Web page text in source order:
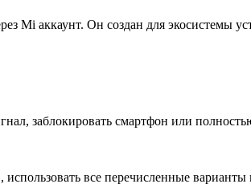
аккаунт. Он создан для экосистемы
заблокировать смартфон или
все перечисленные